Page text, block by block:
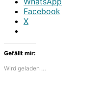
Facebook
X
Gefällt mir:
Wird geladen …